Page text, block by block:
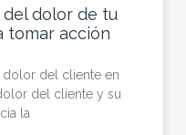
del dolor de tu
tomar acción
dolor del cliente en
del cliente y su
la